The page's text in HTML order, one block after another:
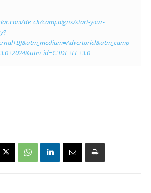
de_ch/campaigns/start-your-